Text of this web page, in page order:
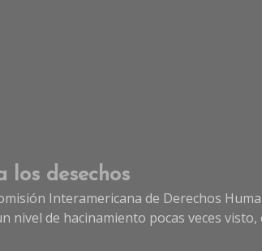
los desechos
Interamericana de Derechos
nivel de hacinamiento pocas veces